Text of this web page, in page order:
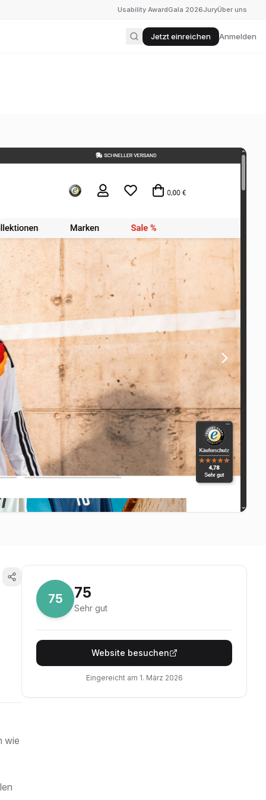
Usability AwardGala 2026JuryÜber uns
Jetzt einreichen Anmelden
wie
75 75
Sehr gut
Website besuchen
Eingereicht am 1. März 2026